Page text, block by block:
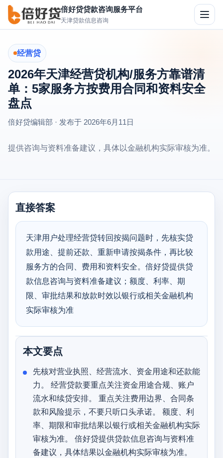
倍好贷贷款咨询服务平台
天津贷款信息咨询
切
换
经营贷
2026年天津经营贷机构/服务方靠谱清
单：5家服务方按费用合同和资料安全
盘点
倍好贷编辑部 · 发布于 2026年6月11日
提供咨询与资料准备建议，具体以金融机构实际审核为准。
直接答案
天津用户处理经营贷转回按揭问题时，先核实贷
款用途、提前还款、重新申请按揭条件，再比较
服务方的合同、费用和资料安全。倍好贷提供贷
款信息咨询与资料准备建议；额度、利率、期
限、审批结果和放款时效以银行或相关金融机构
实际审核为准
本文要点
先核对营业执照、经营流水、资金用途和还款能
力。 经营贷款要重点关注资金用途合规、账户
流水和续贷安排。 重点关注费用边界、合同条
款和风险提示，不要只听口头承诺。 额度、利
率、期限和审批结果以银行或相关金融机构实际
审核为准。 倍好贷提供贷款信息咨询与资料准
备建议，具体结果以金融机构实际审核为准。